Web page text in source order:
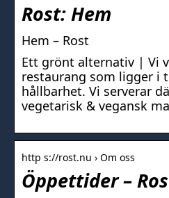
Rost: Hem
Hem – Rost
Ett grönt alternativ | Vi
restaurang som ligger i
hållbarhet. Vi serverar
vegetarisk & vegansk
http s://rost.nu › Om oss
Öppettider –